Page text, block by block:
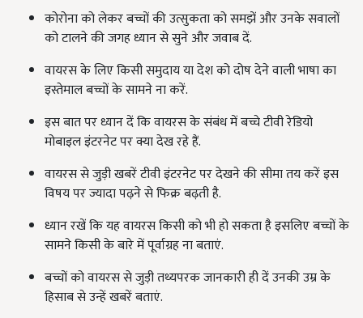
कोरोना को लेकर बच्चों की उत्सुकता को समझें और उनके सवालों
को टालने की जगह ध्यान से सुने और जवाब दें.
वायरस के लिए किसी समुदाय या देश को दोष देने वाली भाषा का
इस्तेमाल बच्चों के सामने ना करें.
इस बात पर ध्यान दें कि वायरस के संबंध में बच्चे टीवी रेडियो
मोबाइल इंटरनेट पर क्या देख रहे हैं.
वायरस से जुड़ी खबरें टीवी इंटरनेट पर देखने की सीमा तय करें इस
विषय पर ज्यादा पढ़ने से फिक्र बढ़ती है.
ध्यान रखें कि यह वायरस किसी को भी हो सकता है इसलिए बच्चों के
सामने किसी के बारे में पूर्वाग्रह ना बताएं.
बच्चों को वायरस से जुड़ी तथ्यपरक जानकारी ही दें उनकी उम्र के
हिसाब से उन्हें खबरें बताएं.